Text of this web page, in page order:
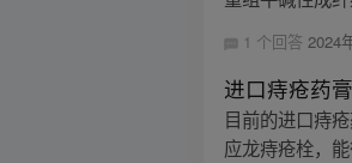
1 个回答2024
进口痔疮药
目前的进口痔
应龙痔疮栓，